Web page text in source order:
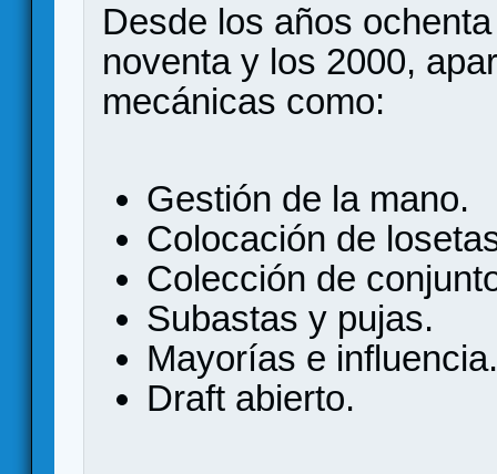
Desde los años
noventa y los 2000,
mecánicas como:
Gestión de la mano.
Colocación de
Colección de
Subastas y pujas.
Mayorías e influencia.
Draft abierto.